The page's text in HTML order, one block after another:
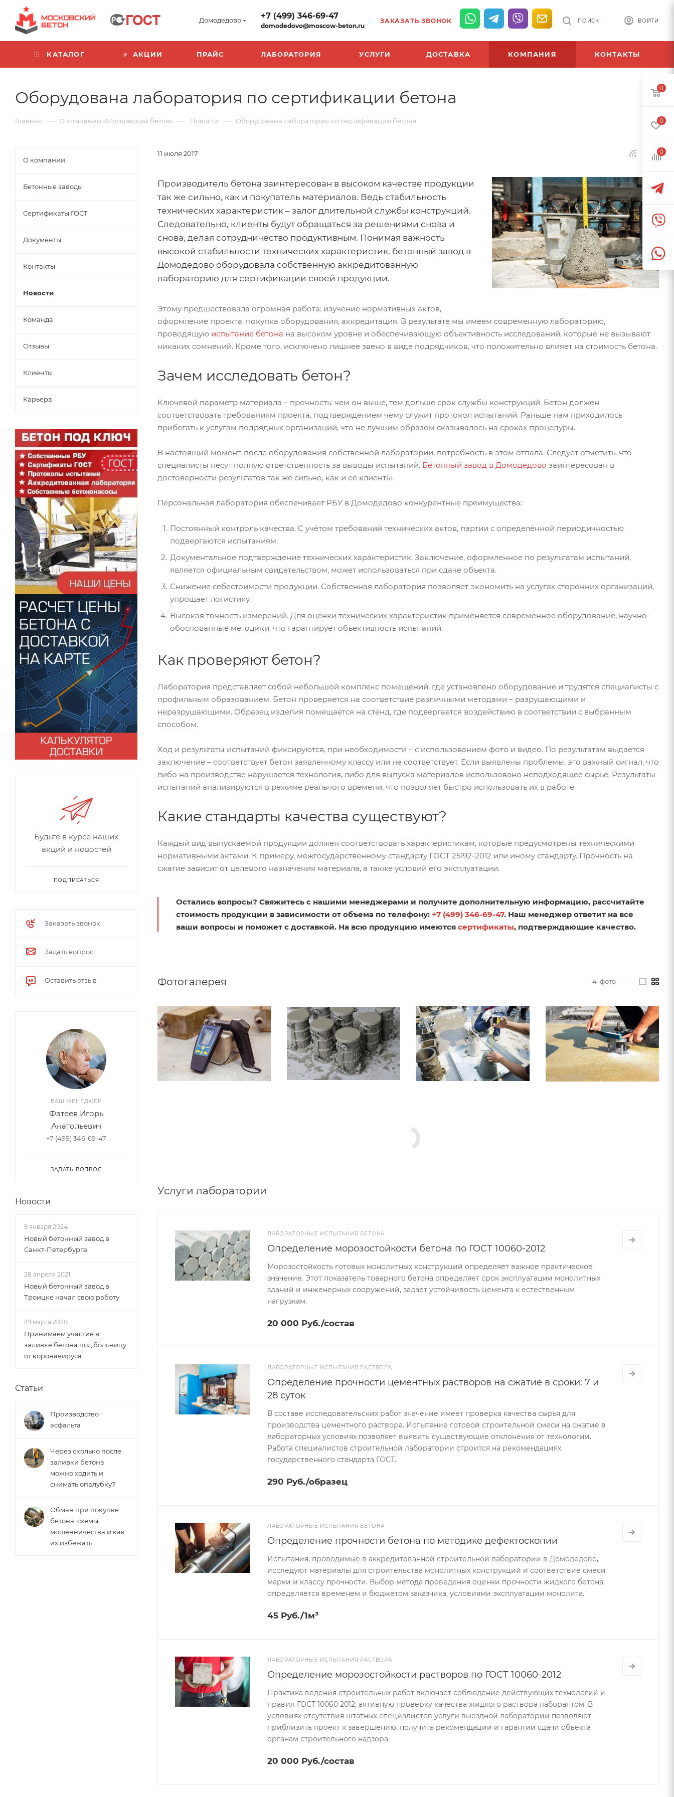
Домодедово +7 (499) 346-69-47
domodedovo@moscow-beton.ru
ЗАКАЗАТЬ ЗВОНОК ВОЙТИ
ПОИСК
КАТАЛОГ АКЦИИ ПРАЙС ЛАБОРАТОРИЯ УСЛУГИ ДОСТАВКА КОМПАНИЯ КОНТАКТЫ
Оборудована лаборатория по сертификации бетона
Главная — О компании «Московский бетон» — Новости — Оборудована лаборатория по сертификации бетона
11 июля 2017
Производитель бетона заинтересован в высоком качестве продукции
так же сильно, как и покупатель материалов. Ведь стабильность
технических характеристик – залог длительной службы конструкций.
Следовательно, клиенты будут обращаться за решениями снова и
снова, делая сотрудничество продуктивным. Понимая важность
высокой стабильности технических характеристик, бетонный завод в
Домодедово оборудовала собственную аккредитованную
лабораторию для сертификации своей продукции.
Этому предшествовала огромная работа: изучение нормативных актов,
оформление проекта, покупка оборудования, аккредитация. В результате мы имеем современную лабораторию,
проводящую испытание бетона на высоком уровне и обеспечивающую объективность исследований, которые не вызывают
никаких сомнений. Кроме того, исключено лишнее звено в виде подрядчиков, что положительно влияет на стоимость бетона.
Зачем исследовать бетон?
Ключевой параметр материала – прочность: чем он выше, тем дольше срок службы конструкций. Бетон должен
соответствовать требованиям проекта, подтверждением чему служит протокол испытаний. Раньше нам приходилось
прибегать к услугам подрядных организаций, что не лучшим образом сказывалось на сроках процедуры.
В настоящий момент, после оборудования собственной лаборатории, потребность в этом отпала. Следует отметить, что
специалисты несут полную ответственность за выводы испытаний. Бетонный завод в Домодедово заинтересован в
достоверности результатов так же сильно, как и её клиенты.
Персональная лаборатория обеспечивает РБУ в Домодедово конкурентные преимущества:
Постоянный контроль качества. С учётом требований технических актов, партии с определённой периодичностью
подвергаются испытаниям.
Документальное подтверждение технических характеристик. Заключение, оформленное по результатам испытаний,
является официальным свидетельством, может использоваться при сдаче объекта.
Снижение себестоимости продукции. Собственная лаборатория позволяет экономить на услугах сторонних организаций,
упрощает логистику.
Высокая точность измерений. Для оценки технических характеристик применяется современное оборудование, научно-
обоснованные методики, что гарантирует объективность испытаний.
Как проверяют бетон?
Лаборатория представляет собой небольшой комплекс помещений, где установлено оборудование и трудятся специалисты с
профильным образованием. Бетон проверяется на соответствие различными методами – разрушающими и
неразрушающими. Образец изделия помещается на стенд, где подвергается воздействию в соответствии с выбранным
способом.
Ход и результаты испытаний фиксируются, при необходимости – с использованием фото и видео. По результатам выдаётся
заключение – соответствует бетон заявленному классу или не соответствует. Если выявлены проблемы, это важный сигнал, что
либо на производстве нарушается технология, либо для выпуска материалов использовано неподходящее сырьё. Результаты
испытаний анализируются в режиме реального времени, что позволяет быстро использовать их в работе.
Какие стандарты качества существуют?
Каждый вид выпускаемой продукции должен соответствовать характеристикам, которые предусмотрены техническими
нормативными актами. К примеру, межгосударственному стандарту ГОСТ 25192-2012 или иному стандарту. Прочность на
сжатие зависит от целевого назначения материала, а также условий его эксплуатации.
Остались вопросы? Свяжитесь с нашими менеджерами и получите дополнительную информацию, рассчитайте
стоимость продукции в зависимости от объема по телефону: +7 (499) 346-69-47. Наш менеджер ответит на все
ваши вопросы и поможет с доставкой. На всю продукцию имеются сертификаты, подтверждающие качество.
Фотогалерея 4 фото
Услуги лаборатории
ЛАБОРАТОРНЫЕ ИСПЫТАНИЯ БЕТОНА
Определение морозостойкости бетона по ГОСТ 10060-2012
Морозостойкость готовых монолитных конструкций определяет важное практическое
значение. Этот показатель товарного бетона определяет срок эксплуатации монолитных
зданий и инженерных сооружений, задает устойчивость цемента к естественным
нагрузкам.
20 000 Руб./состав
ЛАБОРАТОРНЫЕ ИСПЫТАНИЯ РАСТВОРА
Определение прочности цементных растворов на сжатие в сроки: 7 и
28 суток
В составе исследовательских работ значение имеет проверка качества сырья для
производства цементного раствора. Испытание готовой строительной смеси на сжатие в
лабораторных условиях позволяет выявить существующие отклонения от технологии.
Работа специалистов строительной лаборатории строится на рекомендациях
государственного стандарта ГОСТ.
290 Руб./образец
ЛАБОРАТОРНЫЕ ИСПЫТАНИЯ БЕТОНА
Определение прочности бетона по методике дефектоскопии
Испытания, проводимые в аккредитованной строительной лаборатории в Домодедово,
исследуют материалы для строительства монолитных конструкций и соответствие смеси
марки и классу прочности. Выбор метода проведения оценки прочности жидкого бетона
определяется временем и бюджетом заказчика, условиями эксплуатации монолита.
45 Руб./1м³
ЛАБОРАТОРНЫЕ ИСПЫТАНИЯ РАСТВОРА
Определение морозостойкости растворов по ГОСТ 10060-2012
Практика ведения строительных работ включает соблюдение действующих технологий и
правил ГОСТ 10060 2012, активную проверку качества жидкого раствора лаборантом. В
условиях отсутствия штатных специалистов услуги выездной лаборатории позволяют
приблизить проект к завершению, получить рекомендации и гарантии сдачи объекта
органам строительного надзора.
20 000 Руб./состав
О компании
Бетонные заводы
Сертификаты ГОСТ
Документы
Контакты
Новости
Команда
Отзывы
Клиенты
Карьера
Будьте в курсе наших
акций и новостей
ПОДПИСАТЬСЯ
Заказать звонок
Задать вопрос
Оставить отзыв
ВАШ МЕНЕДЖЕР
Фатеев Игорь
Анатольевич
+7 (499) 346-69-47
ЗАДАТЬ ВОПРОС
Новости
9 января 2024
Новый бетонный завод в
Санкт-Петербурге
28 апреля 2021
Новый бетонный завод в
Троицке начал свою работу
29 марта 2020
Принимаем участие в
заливке бетона под больницу
от коронавируса
Статьи
Производство
асфальта
Через сколько после
заливки бетона
можно ходить и
снимать опалубку?
Обман при покупке
бетона: схемы
мошенничества и как
их избежать
0
0
0